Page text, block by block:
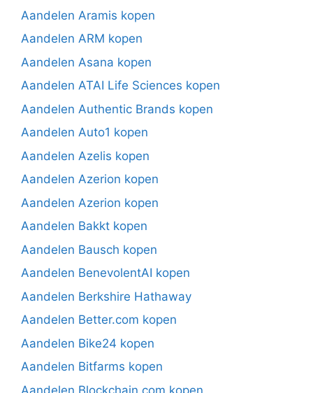
Aandelen Aramis kopen
Aandelen ARM kopen
Aandelen Asana kopen
Aandelen ATAI Life Sciences kopen
Aandelen Authentic Brands kopen
Aandelen Auto1 kopen
Aandelen Azelis kopen
Aandelen Azerion kopen
Aandelen Azerion kopen
Aandelen Bakkt kopen
Aandelen Bausch kopen
Aandelen BenevolentAI kopen
Aandelen Berkshire Hathaway
Aandelen Better.com kopen
Aandelen Bike24 kopen
Aandelen Bitfarms kopen
Aandelen Blockchain.com kopen